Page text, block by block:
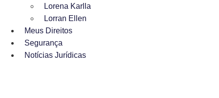
Lorena Karlla
Lorran Ellen
Meus Direitos
Segurança
Notícias Jurídicas